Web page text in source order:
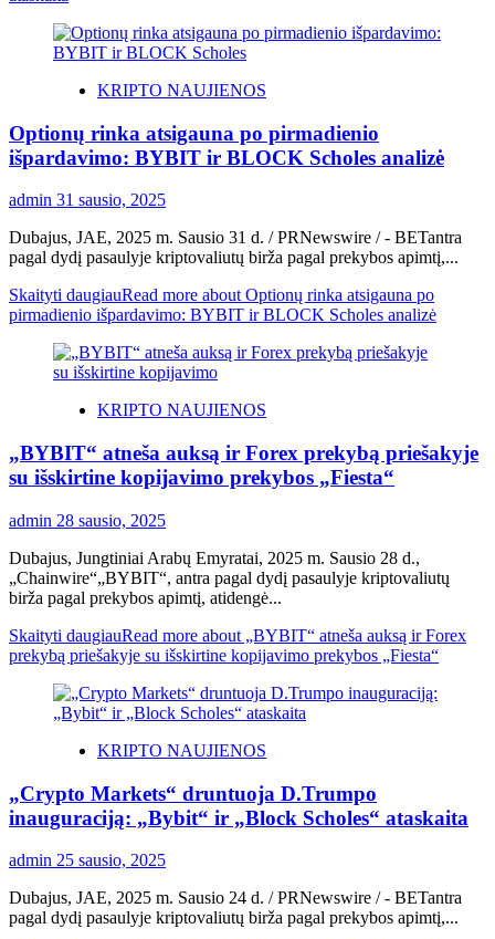
KRIPTO NAUJIENOS
Optionų rinka atsigauna po pirmadienio
išpardavimo: BYBIT ir BLOCK Scholes analizė
admin 31 sausio, 2025
Dubajus, JAE, 2025 m. Sausio 31 d. / PRNewswire / - BETantra
pagal dydį pasaulyje kriptovaliutų birža pagal prekybos apimtį,...
Skaityti daugiauRead more about Optionų rinka atsigauna po
pirmadienio išpardavimo: BYBIT ir BLOCK Scholes analizė
KRIPTO NAUJIENOS
„BYBIT“ atneša auksą ir Forex prekybą priešakyje
su išskirtine kopijavimo prekybos „Fiesta“
admin 28 sausio, 2025
Dubajus, Jungtiniai Arabų Emyratai, 2025 m. Sausio 28 d.,
„Chainwire“„BYBIT“, antra pagal dydį pasaulyje kriptovaliutų
birža pagal prekybos apimtį, atidengė...
Skaityti daugiauRead more about „BYBIT“ atneša auksą ir Forex
prekybą priešakyje su išskirtine kopijavimo prekybos „Fiesta“
KRIPTO NAUJIENOS
„Crypto Markets“ druntuoja D.Trumpo
inauguraciją: „Bybit“ ir „Block Scholes“ ataskaita
admin 25 sausio, 2025
Dubajus, JAE, 2025 m. Sausio 24 d. / PRNewswire / - BETantra
pagal dydį pasaulyje kriptovaliutų birža pagal prekybos apimtį,...